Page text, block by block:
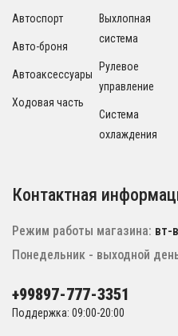
Автоспорт
Авто-броня
Автоаксессуары
Ходовая часть
Выхлопная
система
Рулевое
управление
Система
охлаждения
Контактная
Режим работы магазина: вт-
Понедельник - выходной
+99897-777-3351
Поддержка: 09:00-20:00